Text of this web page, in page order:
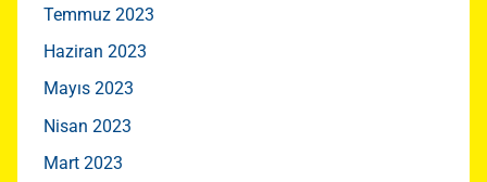
Temmuz 2023
Haziran 2023
Mayıs 2023
Nisan 2023
Mart 2023